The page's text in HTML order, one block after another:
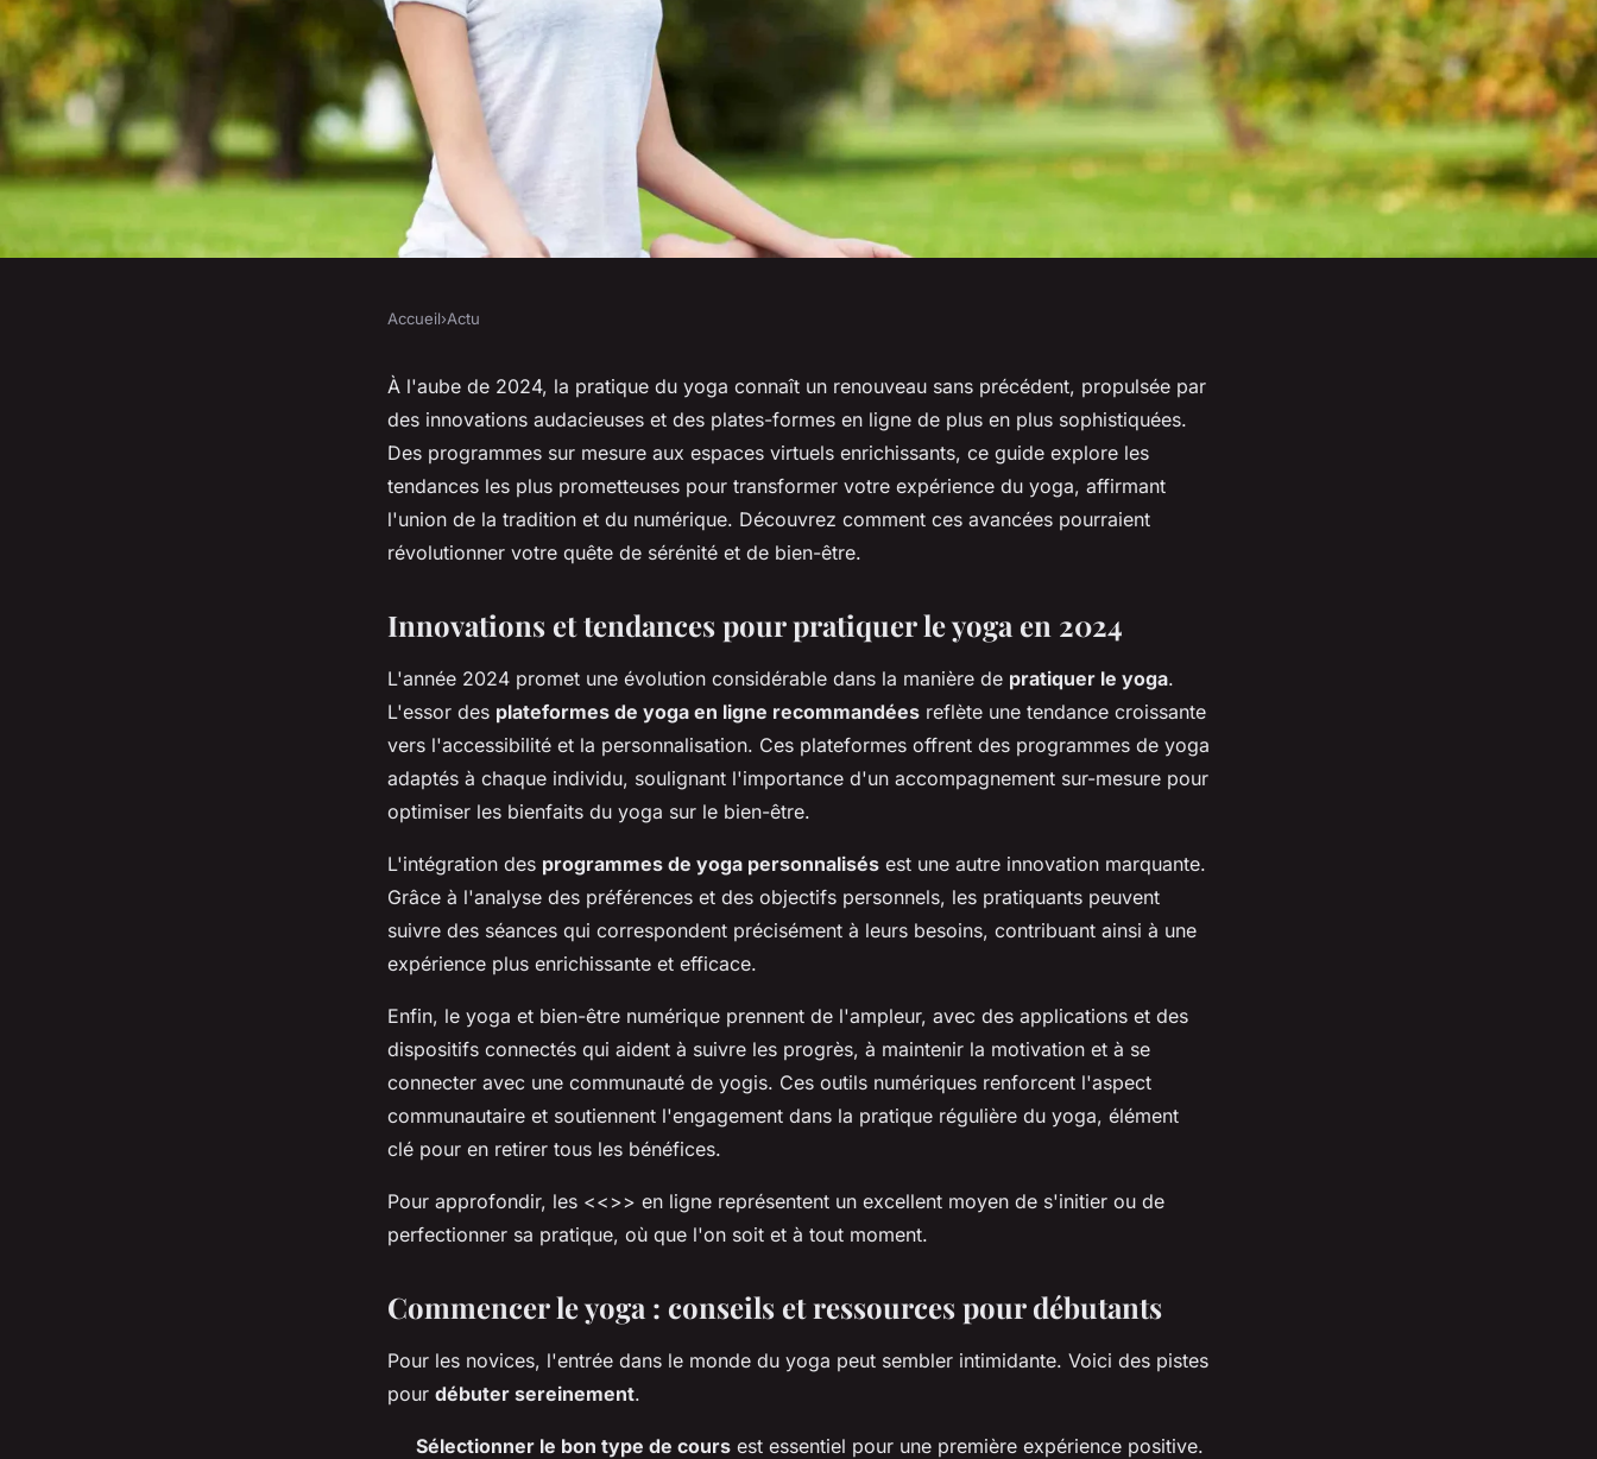
La meilleure manière de prendre un
cours de yoga en 2024
Accueil›Actu
À l'aube de 2024, la pratique du yoga connaît un renouveau sans précédent, propulsée par
des innovations audacieuses et des plates-formes en ligne de plus en plus sophistiquées.
Des programmes sur mesure aux espaces virtuels enrichissants, ce guide explore les
tendances les plus prometteuses pour transformer votre expérience du yoga, affirmant
l'union de la tradition et du numérique. Découvrez comment ces avancées pourraient
révolutionner votre quête de sérénité et de bien-être.
Innovations et tendances pour pratiquer le yoga en 2024
L'année 2024 promet une évolution considérable dans la manière de pratiquer le yoga.
L'essor des plateformes de yoga en ligne recommandées reflète une tendance croissante
vers l'accessibilité et la personnalisation. Ces plateformes offrent des programmes de yoga
adaptés à chaque individu, soulignant l'importance d'un accompagnement sur-mesure pour
optimiser les bienfaits du yoga sur le bien-être.
L'intégration des programmes de yoga personnalisés est une autre innovation marquante.
Grâce à l'analyse des préférences et des objectifs personnels, les pratiquants peuvent
suivre des séances qui correspondent précisément à leurs besoins, contribuant ainsi à une
expérience plus enrichissante et efficace.
Enfin, le yoga et bien-être numérique prennent de l'ampleur, avec des applications et des
dispositifs connectés qui aident à suivre les progrès, à maintenir la motivation et à se
connecter avec une communauté de yogis. Ces outils numériques renforcent l'aspect
communautaire et soutiennent l'engagement dans la pratique régulière du yoga, élément
clé pour en retirer tous les bénéfices.
Pour approfondir, les <<>> en ligne représentent un excellent moyen de s'initier ou de
perfectionner sa pratique, où que l'on soit et à tout moment.
Commencer le yoga : conseils et ressources pour débutants
Pour les novices, l'entrée dans le monde du yoga peut sembler intimidante. Voici des pistes
pour débuter sereinement.
Sélectionner le bon type de cours est essentiel pour une première expérience positive.